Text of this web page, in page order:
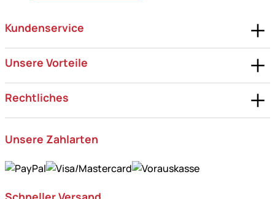
Kundenservice
Unsere Vorteile
Rechtliches
Unsere Zahlarten